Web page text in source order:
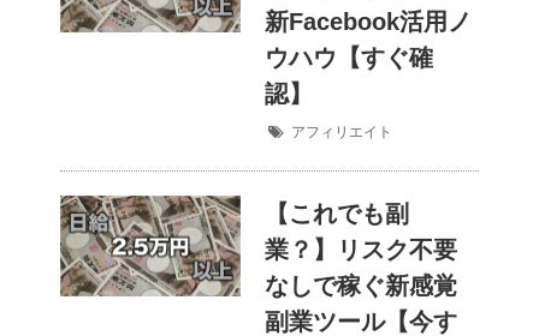
新Facebook活用ノ
ウハウ【すぐ確
認】
アフィリエイト
【これでも副
業？】リスク不要
なしで稼ぐ新感覚
副業ツール【今す